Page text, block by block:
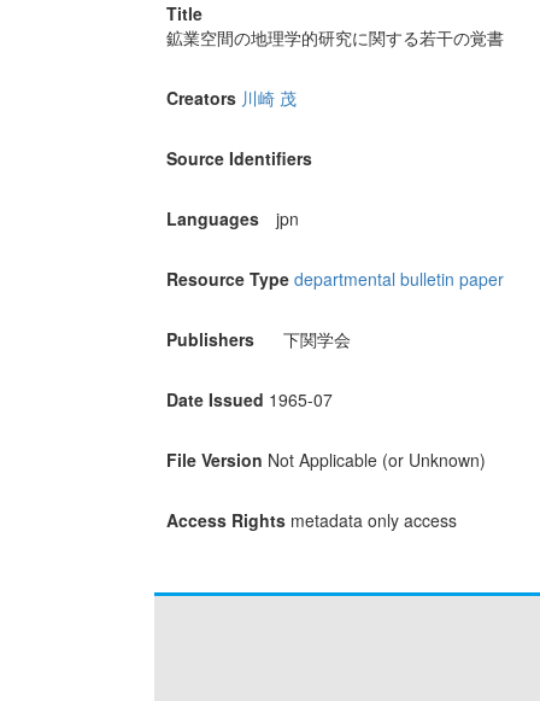
Title
鉱業空間の地理学的研究に関する若干の覚書
Creators 川崎 茂
Source Identifiers
Languages jpn
Resource Type departmental bulletin paper
Publishers 下関学会
Date Issued 1965-07
File Version Not Applicable (or Unknown)
Access Rights metadata only access